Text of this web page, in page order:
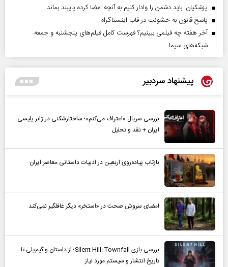
پزشکیان: باید دشمن را وادار کنیم به آنچه امضا کرده پایبند بماند
پاسخ قانون به خشونت در قاب اینستاگرام
آخر هفته چه فیلمی ببینیم؟ فهرست کامل فیلم‌های پنجشنبه و جمعه
شبکه‌های سیما
پیشنهاد سردبیر
بررسی سریال «اعتراف می‌کنم»؛ ساختارشکنی در ژانر پلیسی
ایران + نقد و تحلیل
بازتاب پیاده‌روی اربعین در ادبیات داستانی معاصر ایران
امضای سروش صحت در «استخر» دیگر غافلگیر نمی‌کند
بررسی بازی Silent Hill: Townfall؛ از داستان و گیم‌پلی تا
تاریخ انتشار و سیستم مورد نیاز